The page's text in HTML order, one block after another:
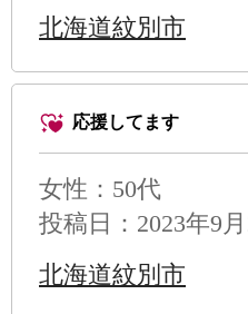
北海道紋別市
応援してます
女性：50代
投稿日：2023年9
北海道紋別市